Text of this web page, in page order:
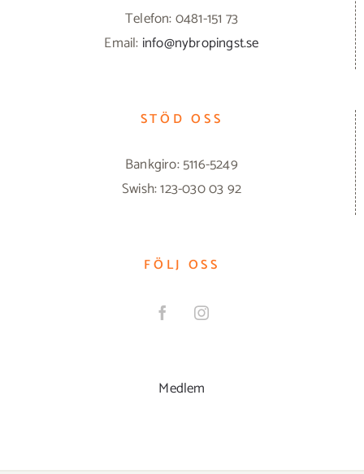
Telefon: 0481-151 73
Email: info@nybropingst.se
STÖD OSS
Bankgiro: 5116-5249
Swish: 123-030 03 92
FÖLJ OSS
Medlem